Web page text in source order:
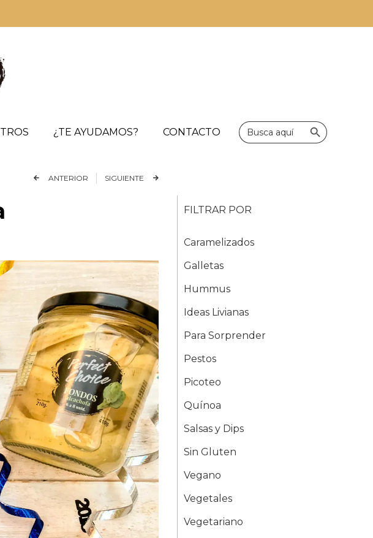
¿TE AYUDAMOS? CONTACTO
Buscar: Botón de
ANTERIOR SIGUIENTE
FILTRAR POR
Caramelizados
Galletas
Hummus
Ideas Livianas
Para Sorprender
Pestos
Picoteo
Quínoa
Salsas y Dips
Sin Gluten
Vegano
Vegetales
Vegetariano